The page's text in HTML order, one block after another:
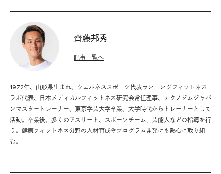
齊藤邦秀
1972年、山形県生まれ。ウェルネススポーツ代表ランニングフィットネス
ラボ代表、日本メディカルフィットネス研究会常任理事、テクノジムジャパ
ンマスタートレーナー。東京学芸大学卒業。大学時代からトレーナーとして
活動。卒業後、多くのアスリート、スポーツチーム、芸能人などの指導を行
う。健康フィットネス分野の人材育成やプログラム開発にも熱心に取り組
む。
記事一覧へ